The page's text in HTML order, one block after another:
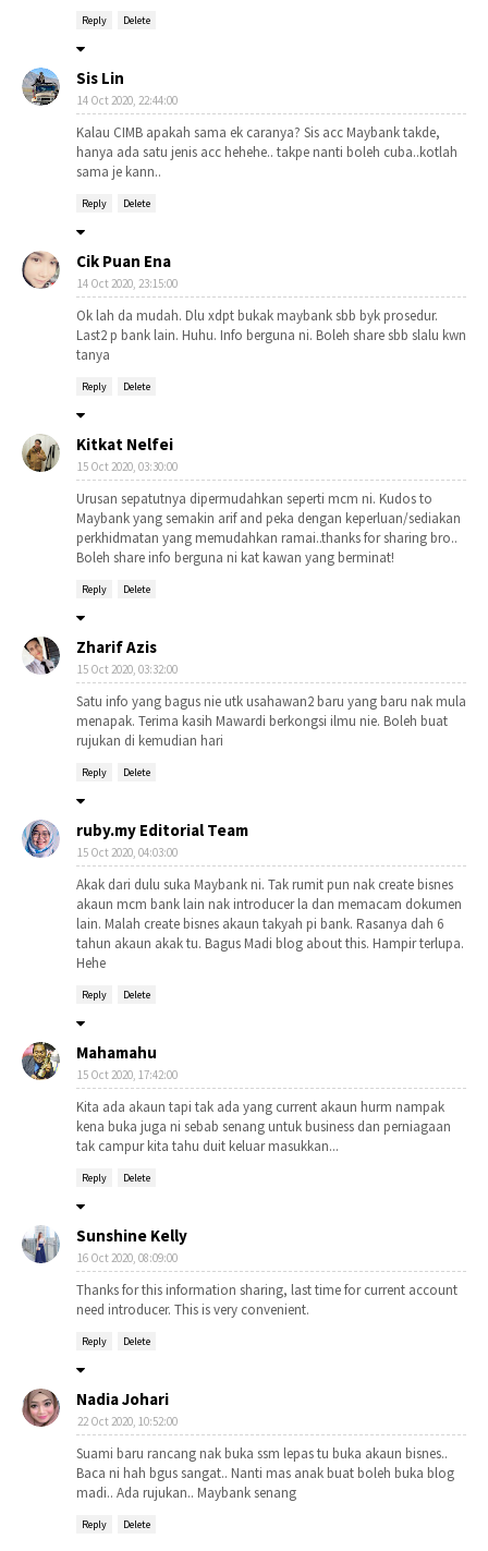
Reply Delete
Sis Lin
14 Oct 2020, 22:44:00
Kalau CIMB apakah sama ek caranya? Sis acc Maybank takde,
hanya ada satu jenis acc hehehe.. takpe nanti boleh cuba..kotlah
sama je kann..
Reply Delete
Cik Puan Ena
14 Oct 2020, 23:15:00
Ok lah da mudah. Dlu xdpt bukak maybank sbb byk prosedur.
Last2 p bank lain. Huhu. Info berguna ni. Boleh share sbb slalu kwn
tanya
Reply Delete
Kitkat Nelfei
15 Oct 2020, 03:30:00
Urusan sepatutnya dipermudahkan seperti mcm ni. Kudos to
Maybank yang semakin arif and peka dengan keperluan/sediakan
perkhidmatan yang memudahkan ramai..thanks for sharing bro..
Boleh share info berguna ni kat kawan yang berminat!
Reply Delete
Zharif Azis
15 Oct 2020, 03:32:00
Satu info yang bagus nie utk usahawan2 baru yang baru nak mula
menapak. Terima kasih Mawardi berkongsi ilmu nie. Boleh buat
rujukan di kemudian hari
Reply Delete
ruby.my Editorial Team
15 Oct 2020, 04:03:00
Akak dari dulu suka Maybank ni. Tak rumit pun nak create bisnes
akaun mcm bank lain nak introducer la dan memacam dokumen
lain. Malah create bisnes akaun takyah pi bank. Rasanya dah 6
tahun akaun akak tu. Bagus Madi blog about this. Hampir terlupa.
Hehe
Reply Delete
Mahamahu
15 Oct 2020, 17:42:00
Kita ada akaun tapi tak ada yang current akaun hurm nampak
kena buka juga ni sebab senang untuk business dan perniagaan
tak campur kita tahu duit keluar masukkan...
Reply Delete
Sunshine Kelly
16 Oct 2020, 08:09:00
Thanks for this information sharing, last time for current account
need introducer. This is very convenient.
Reply Delete
Nadia Johari
22 Oct 2020, 10:52:00
Suami baru rancang nak buka ssm lepas tu buka akaun bisnes..
Baca ni hah bgus sangat.. Nanti mas anak buat boleh buka blog
madi.. Ada rujukan.. Maybank senang
Reply Delete